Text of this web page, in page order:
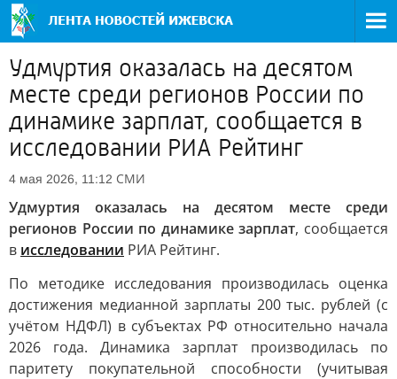
Удмуртия оказалась на десятом
месте среди регионов России по
динамике зарплат, сообщается в
исследовании РИА Рейтинг
4 мая 2026, 11:12 СМИ
Удмуртия оказалась на десятом месте среди
регионов России по динамике зарплат, сообщается
в исследовании РИА Рейтинг.
По методике исследования производилась оценка
достижения медианной зарплаты 200 тыс. рублей (с
учётом НДФЛ) в субъектах РФ относительно начала
2026 года. Динамика зарплат производилась по
паритету покупательной способности (учитывая